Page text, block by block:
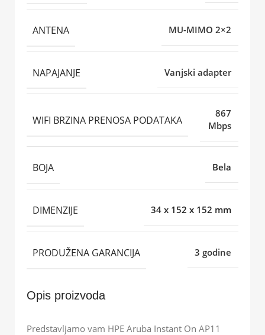
ANTENA MU-MIMO 2×2
NAPAJANJE Vanjski adapter
WIFI BRZINA PRENOSA PODATAKA
867
Mbps
BOJA Bela
DIMENZIJE 34 x 152 x 152 mm
PRODUŽENA GARANCIJA 3 godine
Opis proizvoda
Predstavljamo vam HPE Aruba Instant On AP11